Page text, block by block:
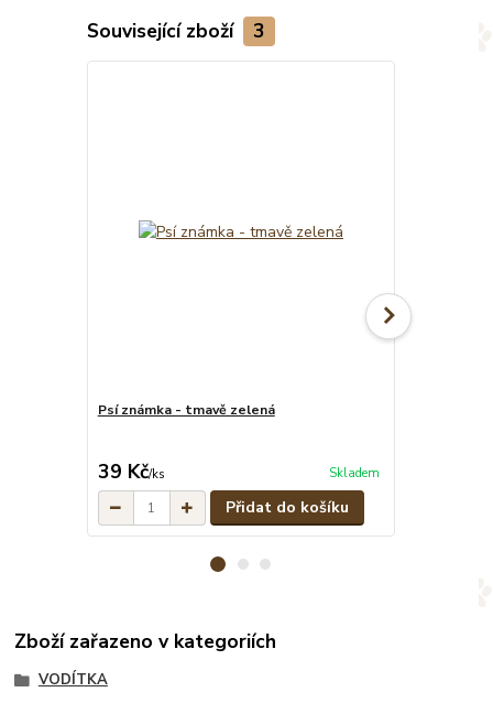
Související zboží 3
Psí známka - tmavě zelená
39 Kč/ks Skladem
Přidat do košíku
Zboží zařazeno v kategoriích
VODÍTKA